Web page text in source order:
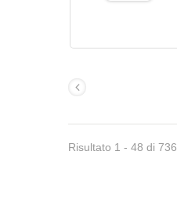
Risultato 1 - 48 di 736